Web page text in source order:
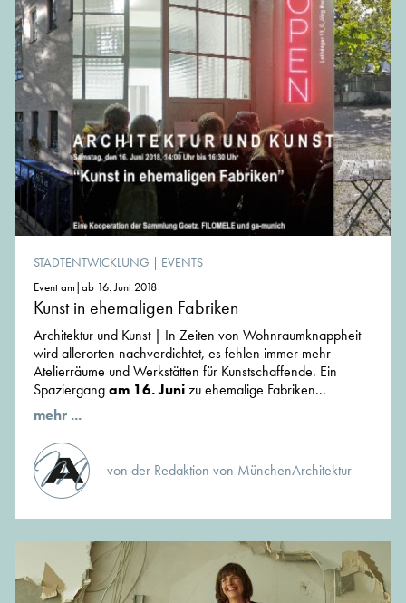
STADTENTWICKLUNG | EVENTS
Event am|ab 16. Juni 2018
Kunst in ehemaligen Fabriken
Architektur und Kunst | In Zeiten von Wohnraumknappheit
wird allerorten nachverdichtet, es fehlen immer mehr
Atelierräume und Werkstätten für Kunstschaffende. Ein
Spaziergangam 16. Junizu ehemalige Fabriken...
mehr ...
von der Redaktion von MünchenArchitektur